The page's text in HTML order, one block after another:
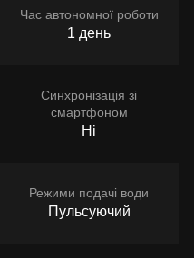
Час автономної роботи
1 день
Синхронізація зі
смартфоном
Ні
Режими подачі води
Пульсуючий